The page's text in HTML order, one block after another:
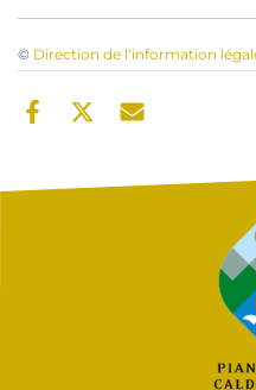
© Direction de l’information